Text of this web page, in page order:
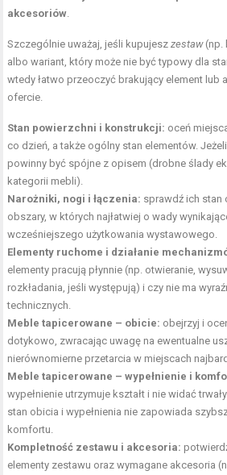
akcesoriów
Szczególnie uważaj, jeśli kupujeszzestaw(np.
albo wariant, który może nie być typowy dla
wtedy łatwo przeoczyć brakujący element lub
ofercie.
Stan powierzchni i konstrukcji: oceń
co dzień, a także ogólny stan elementów.
powinny być spójne z opisem (drobne ślady
kategorii mebli).
Narożniki, nogi i łączenia: sprawdź ich stan
obszary, w których najłatwiej o wady
wcześniejszego użytkowania wystawowego.
Elementy ruchome i działanie
elementy pracują płynnie (np. otwieranie,
rozkładania, jeśli występują) i czy nie ma
technicznych.
Meble tapicerowane – obicie: obejrzyj i
dotykowo, zwracając uwagę na ewentualne
nierównomierne przetarcia w miejscach
Meble tapicerowane – wypełnienie i
wypełnienie utrzymuje kształt i nie widać
stan obicia i wypełnienia nie zapowiada
komfortu.
Kompletność zestawu i akcesoria:
elementy zestawu oraz wymagane akcesoria